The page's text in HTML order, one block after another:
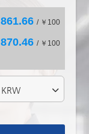
861.66 / ￥100
870.46 / ￥100
KRW